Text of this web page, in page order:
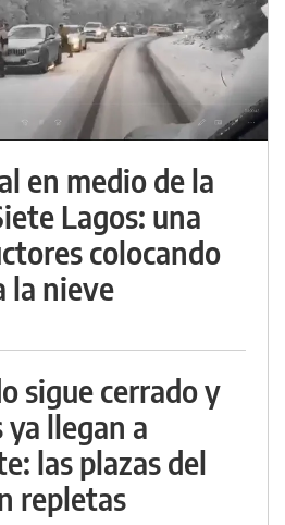
en medio de la
Lagos: una
colocando
la nieve
sigue cerrado y
ya llegan a
las plazas del
repletas